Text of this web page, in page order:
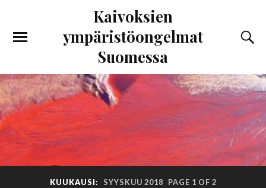
Kaivoksien
ympäristöongelmat
Suomessa
KUUKAUSI: SYYSKUU 2018 PAGE 1 OF 2